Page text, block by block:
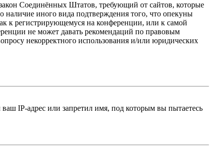
Соединённых Штатов, требующий от сайтов, которые
наличие иного вида подтверждения того, что опекуны
к регистрирующемуся на конференции, или к самой
не может давать рекомендаций по правовым
некорректного использования и/или юридических
IP-адрес или запретил имя, под которым вы пытаетесь